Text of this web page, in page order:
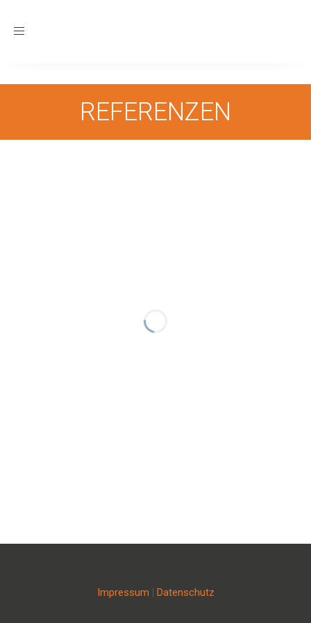
Toggle navigation
REFERENZEN
Impressum | Datenschutz